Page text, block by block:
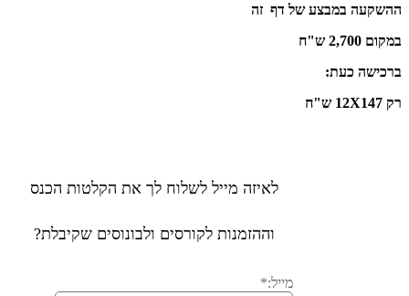
ההשקעה במבצע של דף זה
במקום 2,700 ש"ח
ברכישה כעת:
רק 12X147 ש"ח